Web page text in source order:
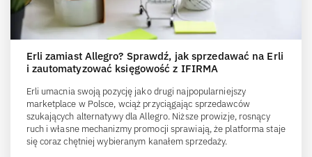
Erli zamiast Allegro? Sprawdź, jak sprzedawać na Erli
i zautomatyzować księgowość z IFIRMA
Erli umacnia swoją pozycję jako drugi najpopularniejszy
marketplace w Polsce, wciąż przyciągając sprzedawców
szukających alternatywy dla Allegro. Niższe prowizje, rosnący
ruch i własne mechanizmy promocji sprawiają, że platforma staje
się coraz chętniej wybieranym kanałem sprzedaży.